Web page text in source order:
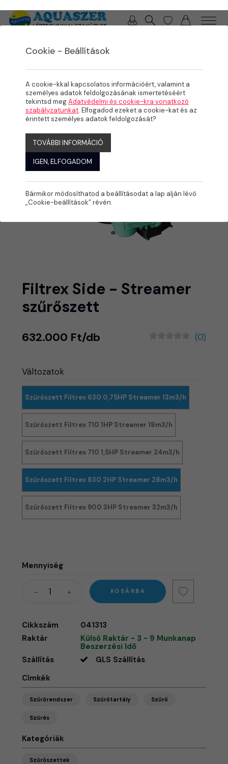
Filtrex Side - Streamer
szűrőszett
632.000 Ft/db (0)
Változatok
Szűrőszett Filtrex 630 0,75HP Streamer 13m3/h
Szűrőszett Filtrex 710 1HP Streamer 18m3/h
Szűrőszett Filtrex 710 1,5HP Streamer 24m3/h
Szűrőszett Filtrex 830 2HP Streamer 28m3/h
Szűrőszett Filtrex 900 3HP Streamer 32m3/h
Mennyiség
KOSÁRBA
Cikkszám
041313
Raktár
Külső Raktár - 3 - 9 Munkanap
Beszerzési Idő
Szállítás
GLS Szállítás
Címkék
Szűrőrendszer Szűrőtartály Szűrő
Szűrés
Kategóriák
Szűrőszettek
Cookie - Beállítások
A cookie-kkal kapcsolatos információért, valamint a
személyes adatok feldolgozásának ismertetéséért
tekintsd megAdatvédelmi és cookie-kra vonatkozó
szabályzatunkat. Elfogadod ezeket a cookie-kat és az
érintett személyes adatok feldolgozását?
TOVÁBBI INFORMÁCIÓ
IGEN, ELFOGADOM
Bármikor módosíthatod a beállításodat a lap alján lévő
„Cookie-beállítások” révén.